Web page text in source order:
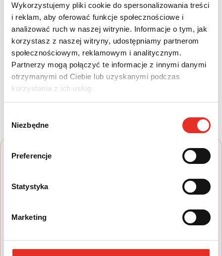
Wykorzystujemy pliki cookie do spersonalizowania treści
i reklam, aby oferować funkcje społecznościowe i
analizować ruch w naszej witrynie. Informacje o tym, jak
korzystasz z naszej witryny, udostępniamy partnerom
społecznościowym, reklamowym i analitycznym.
Partnerzy mogą połączyć te informacje z innymi danymi
otrzymanymi od Ciebie lub uzyskanymi podczas
korzystania z ich usług.
zgody
Niezbędne
Preferencje
Statystyka
Marketing
Leasing netto od:
5 155 zł
6 341 zł brutto / msc.
Cena brutto:
406 029 zł
Twój nowy samochód w kilku
Wyszukaj auto
Zapoznaj się z nasza ofertą, aby wybrać